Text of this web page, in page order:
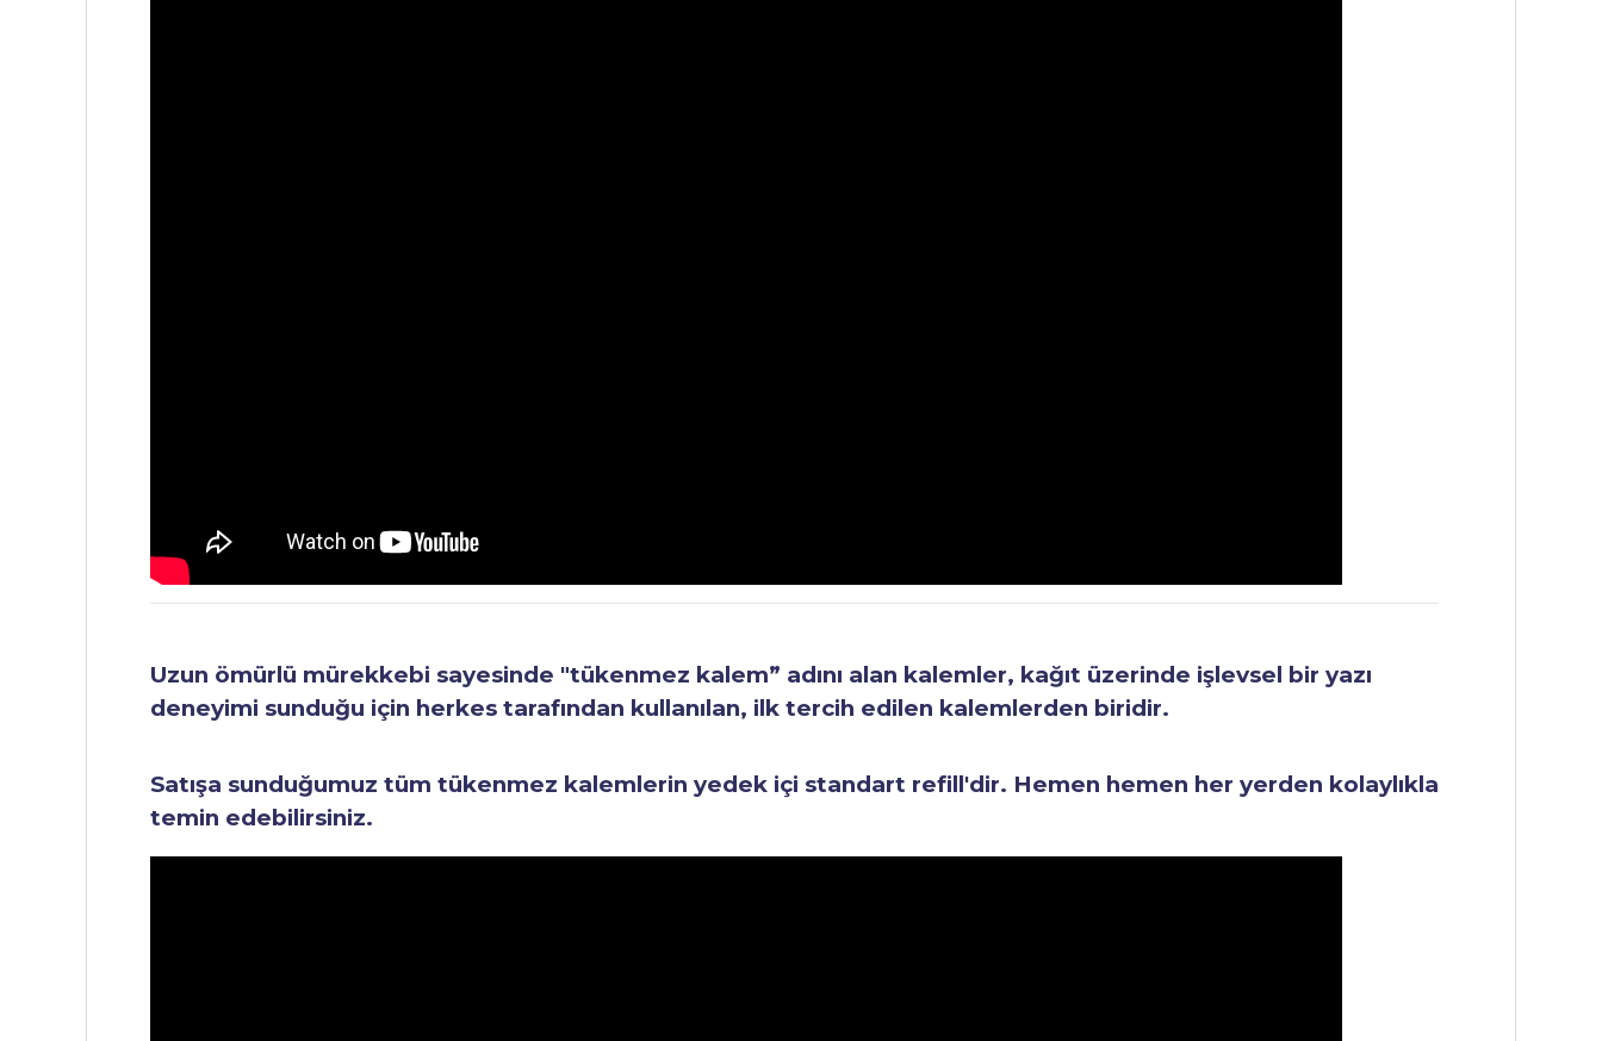
Uzun ömürlü mürekkebi sayesinde "tükenmez kalem” adını alan kalemler, kağıt üzerinde işlevsel bir yazı
deneyimi sunduğu için herkes tarafından kullanılan, ilk tercih edilen kalemlerden biridir.
Satışa sunduğumuz tüm tükenmez kalemlerin yedek içi standart refill'dir. Hemen hemen her yerden kolaylıkla
temin edebilirsiniz.